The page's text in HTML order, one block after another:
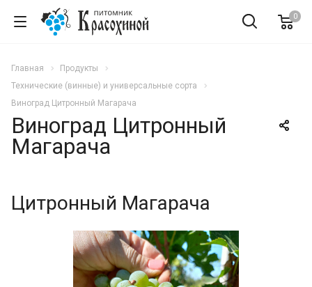
0
Главная
Продукты
Технические (винные) и универсальные сорта
Виноград Цитронный Магарача
Виноград Цитронный
Магарача
Цитронный Магарача